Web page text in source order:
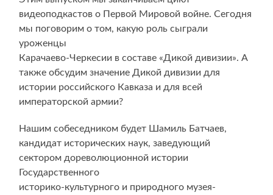
видеоподкастов о Первой Мировой войне. Сегодня
мы поговорим о том, какую роль сыграли
уроженцы
Карачаево-Черкесии в составе «Дикой дивизии». А
также обсудим значение Дикой дивизии для
истории российского Кавказа и для всей
императорской армии?
Нашим собеседником будет Шамиль Батчаев,
кандидат исторических наук, заведующий
сектором дореволюционной истории
Государственного
историко-культурного и природного музея-